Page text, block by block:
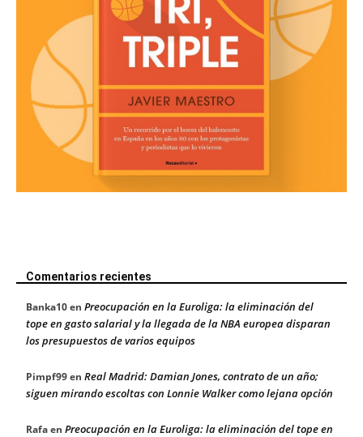
Comentarios recientes
Banka10en Preocupación en la Euroliga: la eliminación del
tope en gasto salarial y la llegada de la NBA europea disparan
los presupuestos de varios equipos
Pimpf99en Real Madrid: Damian Jones, contrato de un año;
siguen mirando escoltas con Lonnie Walker como lejana opción
Rafaen Preocupación en la Euroliga: la eliminación del tope en